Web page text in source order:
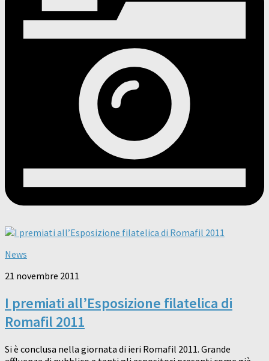
News
21 novembre 2011
I premiati all’Esposizione filatelica di
Romafil 2011
Si è conclusa nella giornata di ieri Romafil 2011. Grande